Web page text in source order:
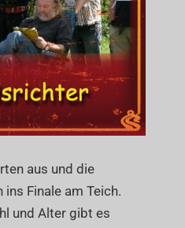
aus und die
Finale am Teich.
und Alter gibt es